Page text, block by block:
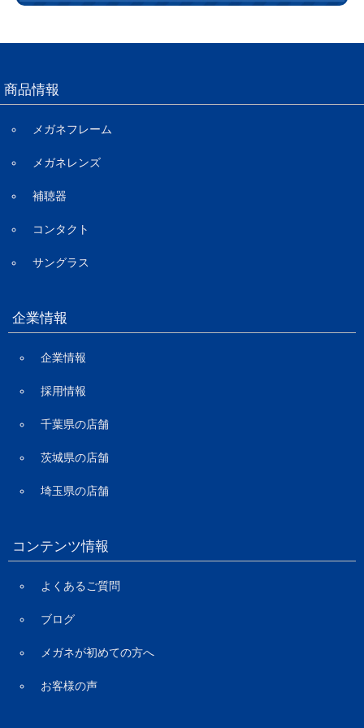
商品情報
メガネフレーム
メガネレンズ
補聴器
コンタクト
サングラス
企業情報
企業情報
採用情報
千葉県の店舗
茨城県の店舗
埼玉県の店舗
コンテンツ情報
よくあるご質問
ブログ
メガネが初めての方へ
お客様の声